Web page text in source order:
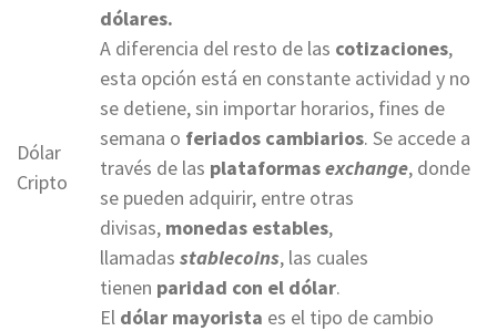
dólares.
Dólar
Cripto
A diferencia del resto de las cotizaciones,
esta opción está en constante actividad y no
se detiene, sin importar horarios, fines de
semana o feriados cambiarios. Se accede a
través de las plataformasexchange, donde
se pueden adquirir, entre otras
divisas, monedas estables,
llamadas stablecoins, las cuales
tienen paridad con el dólar.
El dólar mayorista es el tipo de cambio